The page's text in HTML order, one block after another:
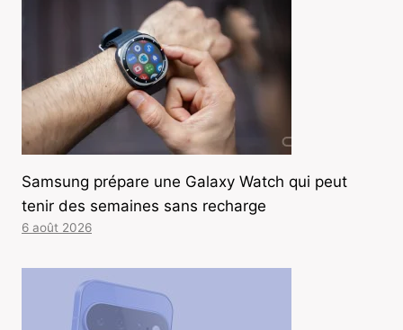
Samsung prépare une Galaxy Watch qui peut
tenir des semaines sans recharge
6 août 2026